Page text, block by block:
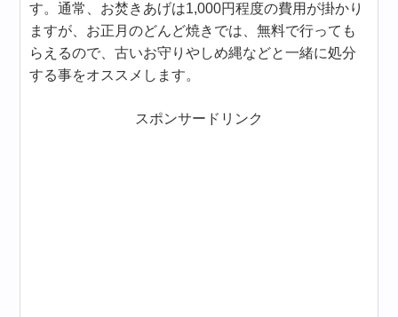
す。通常、お焚きあげは1,000円程度の費用が掛かり
ますが、お正月のどんど焼きでは、無料で行っても
らえるので、古いお守りやしめ縄などと一緒に処分
する事をオススメします。
スポンサードリンク